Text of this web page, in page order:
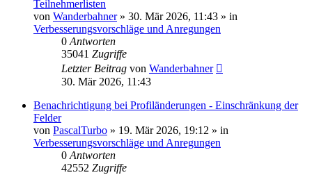
Teilnehmerlisten
von Wanderbahner» 30. Mär 2026, 11:43 » in
Verbesserungsvorschläge und Anregungen
0 Antworten
35041 Zugriffe
Letzter Beitrag von Wanderbahner
30. Mär 2026, 11:43
Benachrichtigung bei Profiländerungen - Einschränkung der
Felder
von PascalTurbo » 19. Mär 2026, 19:12 » in
Verbesserungsvorschläge und Anregungen
0 Antworten
42552 Zugriffe